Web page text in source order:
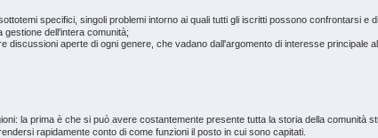
specifici, singoli problemi intorno ai quali tutti gli iscritti possono confrontarsi e
gestione dell'intera comunità;
discussioni aperte di ogni genere, che vadano dall'argomento di interesse principale
la prima è che si può avere costantemente presente tutta la storia della comunità
rapidamente conto di come funzioni il posto in cui sono capitati.